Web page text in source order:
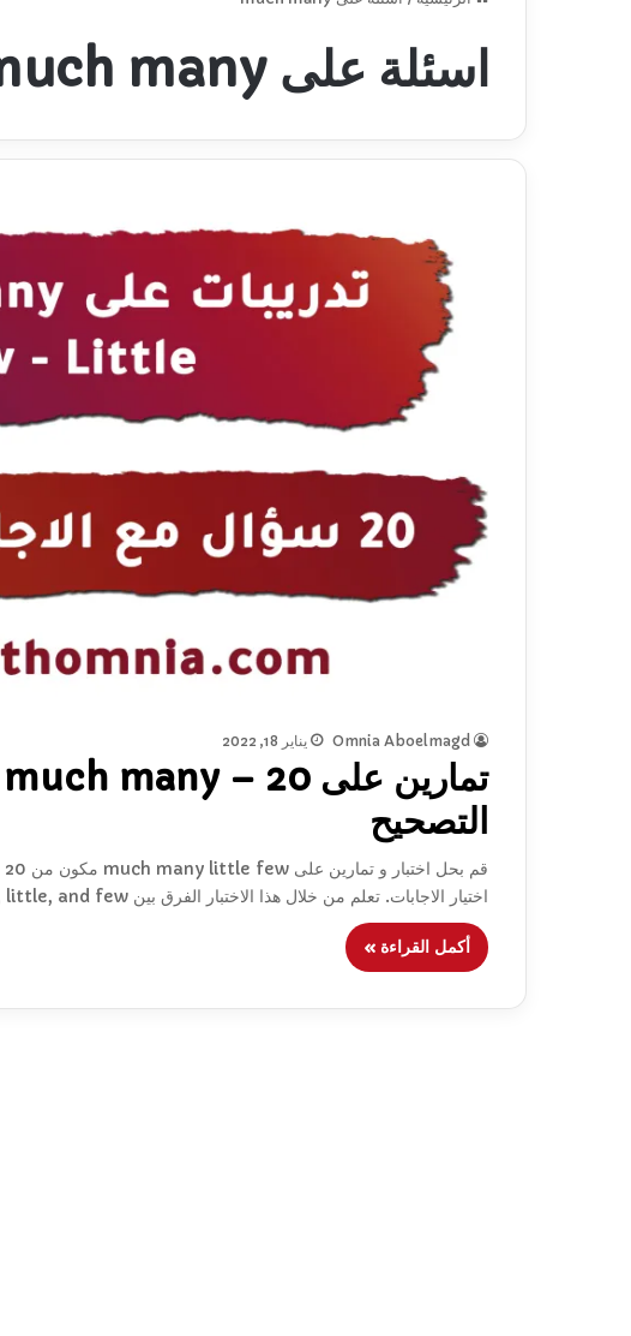
اسئلة على much many
Omnia Aboelmagd يناير 18, 2022
التصحيح
اختيار الاجابات. تعلم من خلال هذا الاختبار الفرق بين much, many, little, and few.
أكمل القراءة »